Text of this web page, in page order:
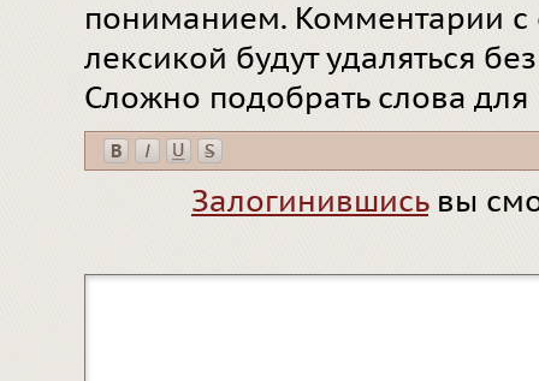
пониманием. Комментарии
лексикой будут удаляться
Сложно подобрать слова
Залогинившисьвы